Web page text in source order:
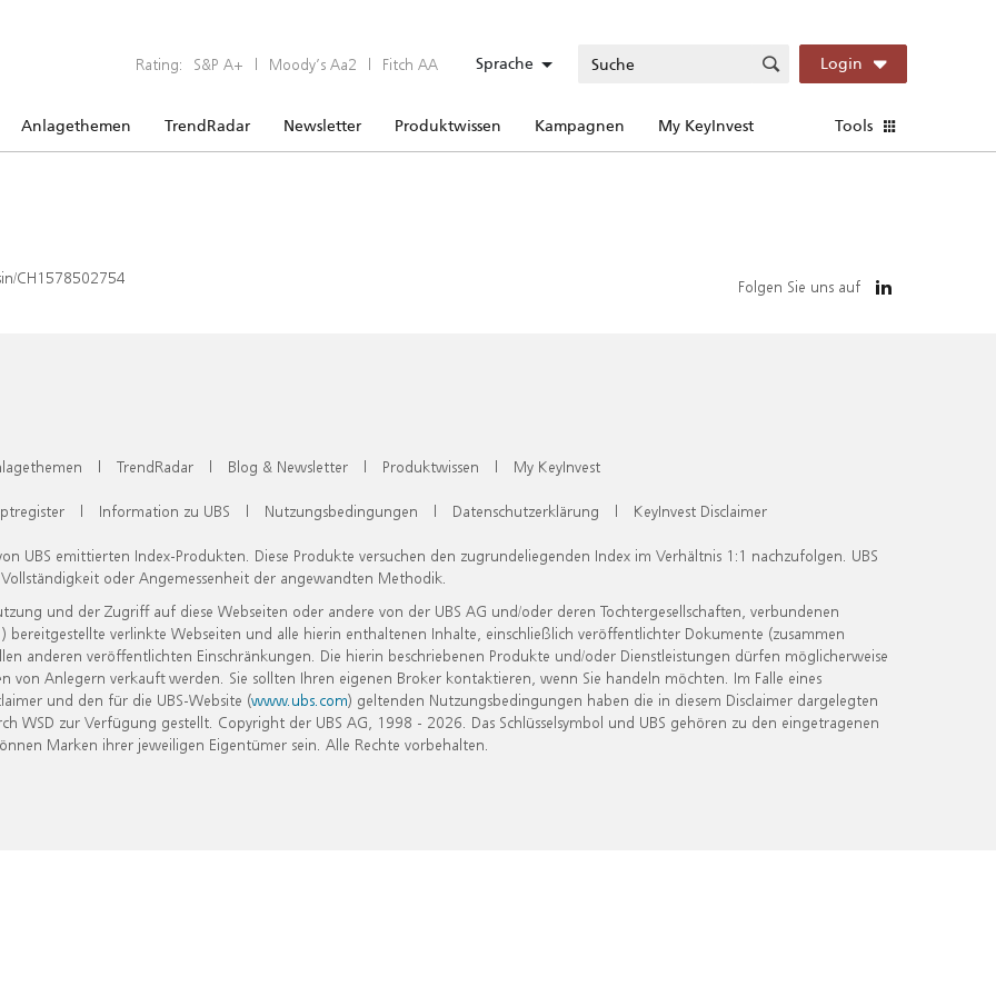
Rating: S&P A+ | Moody’s Aa2 | Fitch AA Sprache Login
Anlagethemen TrendRadar Newsletter Produktwissen Kampagnen My KeyInvest Tools
CH1578502754 Folgen Sie uns auf
| TrendRadar | Blog & Newsletter | Produktwissen | My KeyInvest
| Information zu UBS | Nutzungsbedingungen | Datenschutzerklärung | KeyInvest Disclaimer
UBS emittierten Index-Produkten. Diese Produkte versuchen den zugrundeliegenden Index im Verhältnis 1:1 nachzufolgen. UBS
oder Angemessenheit der angewandten Methodik.
und der Zugriff auf diese Webseiten oder andere von der UBS AG und/oder deren Tochtergesellschaften, verbundenen
verlinkte Webseiten und alle hierin enthaltenen Inhalte, einschließlich veröffentlichter Dokumente (zusammen
anderen veröffentlichten Einschränkungen. Die hierin beschriebenen Produkte und/oder Dienstleistungen dürfen möglicherweise
Anlegern verkauft werden. Sie sollten Ihren eigenen Broker kontaktieren, wenn Sie handeln möchten. Im Falle eines
und den für die UBS-Website (www.ubs.com) geltenden Nutzungsbedingungen haben die in diesem Disclaimer dargelegten
zur Verfügung gestellt. Copyright der UBS AG, 1998 - 2026. Das Schlüsselsymbol und UBS gehören zu den eingetragenen
Marken ihrer jeweiligen Eigentümer sein. Alle Rechte vorbehalten.